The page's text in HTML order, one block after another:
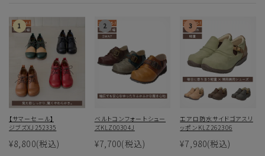
【サマーセール】
ジブズXJ252335
¥8,800(税込)
ベルトコンフォートシュー
ズKLZ00304J
¥7,700(税込)
エアロ防水サイドゴアスリ
ッポンKLZ262306
¥7,980(税込)